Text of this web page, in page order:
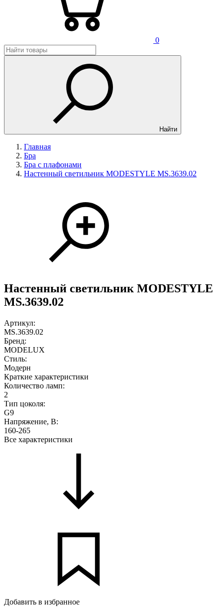
0
Найти
Главная
Бра
Бра с плафонами
Настенный светильник MODESTYLE MS.3639.02
Настенный светильник MODESTYLE
MS.3639.02
Артикул:
MS.3639.02
Бренд:
MODELUX
Стиль:
Модерн
Краткие характеристики
Количество ламп:
2
Тип цоколя:
G9
Напряжение, В:
160-265
Все характеристики
Добавить в избранное